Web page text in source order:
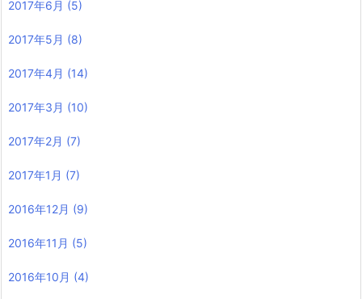
2017年6月 (5)
2017年5月 (8)
2017年4月 (14)
2017年3月 (10)
2017年2月 (7)
2017年1月 (7)
2016年12月 (9)
2016年11月 (5)
2016年10月 (4)